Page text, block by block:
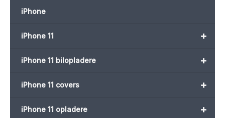
iPhone
+
iPhone 11
+
iPhone 11 bilopladere
+
iPhone 11 covers
+
iPhone 11 opladere